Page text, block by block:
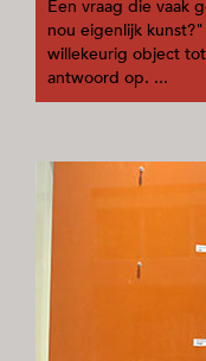
Een vraag die vaak
nou eigenlijk
willekeurig object
antwoord op. ...